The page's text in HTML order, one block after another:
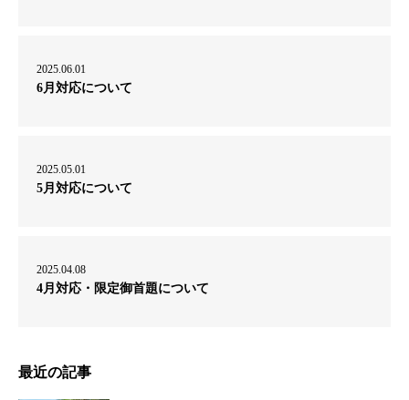
2025.06.01
6月対応について
2025.05.01
5月対応について
2025.04.08
4月対応・限定御首題について
最近の記事